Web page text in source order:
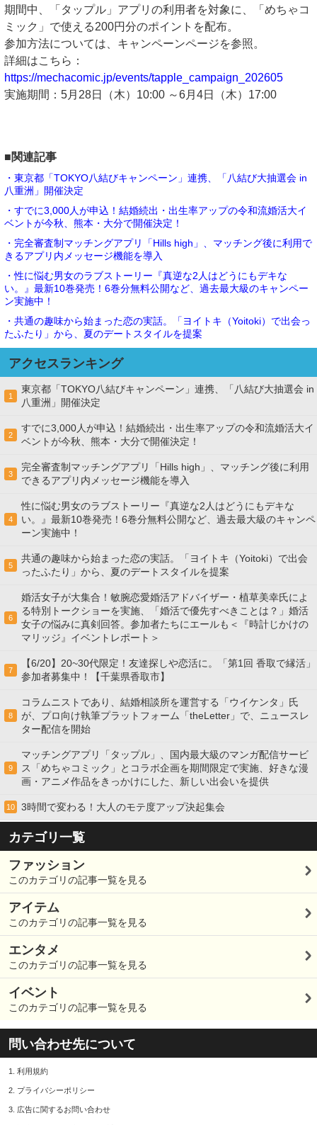
期間中、「タップル」アプリの利用者を対象に、「めちゃコ
ミック」で使える200円分のポイントを配布。
参加方法については、キャンペーンページを参照。
詳細はこちら：
https://mechacomic.jp/events/tapple_campaign_202605
実施期間：5月28日（木）10:00 ～6月4日（木）17:00
■関連記事
・東京都「TOKYO八結びキャンペーン」連携、「八結び大抽選会 in
八重洲」開催決定
・すでに3,000人が申込！結婚続出・出生率アップの令和流婚活大イ
ベントが今秋、熊本・大分で開催決定！
・完全審査制マッチングアプリ「Hills high」、マッチング後に利用で
きるアプリ内メッセージ機能を導入
・性に悩む男女のラブストーリー『真逆な2人はどうにもデキな
い。』最新10巻発売！6巻分無料公開など、過去最大級のキャンペー
ン実施中！
・共通の趣味から始まった恋の実話。「ヨイトキ（Yoitoki）で出会っ
たふたり」から、夏のデートスタイルを提案
アクセスランキング
1
東京都「TOKYO八結びキャンペーン」連携、「八結び大抽選会 in
八重洲」開催決定
2
すでに3,000人が申込！結婚続出・出生率アップの令和流婚活大イ
ベントが今秋、熊本・大分で開催決定！
3
完全審査制マッチングアプリ「Hills high」、マッチング後に利用
できるアプリ内メッセージ機能を導入
4
性に悩む男女のラブストーリー『真逆な2人はどうにもデキな
い。』最新10巻発売！6巻分無料公開など、過去最大級のキャンペ
ーン実施中！
5
共通の趣味から始まった恋の実話。「ヨイトキ（Yoitoki）で出会
ったふたり」から、夏のデートスタイルを提案
6
婚活女子が大集合！敏腕恋愛婚活アドバイザー・植草美幸氏によ
る特別トークショーを実施、「婚活で優先すべきことは？」婚活
女子の悩みに真剣回答。参加者たちにエールも＜『時計じかけの
マリッジ』イベントレポート＞
7
【6/20】20~30代限定！友達探しや恋活に。「第1回 香取で縁活」
参加者募集中！【千葉県香取市】
8
コラムニストであり、結婚相談所を運営する「ウイケンタ」氏
が、プロ向け執筆プラットフォーム「theLetter」で、ニュースレ
ター配信を開始
9
マッチングアプリ「タップル」、国内最大級のマンガ配信サービ
ス「めちゃコミック」とコラボ企画を期間限定で実施、好きな漫
画・アニメ作品をきっかけにした、新しい出会いを提供
10 3時間で変わる！大人のモテ度アップ決起集会
カテゴリ一覧
ファッション
このカテゴリの記事一覧を見る
アイテム
このカテゴリの記事一覧を見る
エンタメ
このカテゴリの記事一覧を見る
イベント
このカテゴリの記事一覧を見る
問い合わせ先について
1. 利用規約
2. プライバシーポリシー
3. 広告に関するお問い合わせ